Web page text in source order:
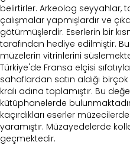
belirtirler. Arkeolog
çalışmalar yapmışlardır ve
götürmüşlerdir. Eserlerin bir
tarafından hediye edilmiştir.
müzelerin vitrinlerini
Türkiye'de Fransa elçisi
sahaflardan satın aldığı
kralı adına toplamıştır. Bu
kütüphanelerde
kaçırdıkları eserler
yaramıştır. Müzayedelerde
geçmektedir.